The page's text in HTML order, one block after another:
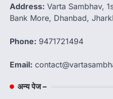
Address: Varta Sambhav,
Bank More, Dhanbad,
Phone: 9471721494
Email:
अन्य पेज –